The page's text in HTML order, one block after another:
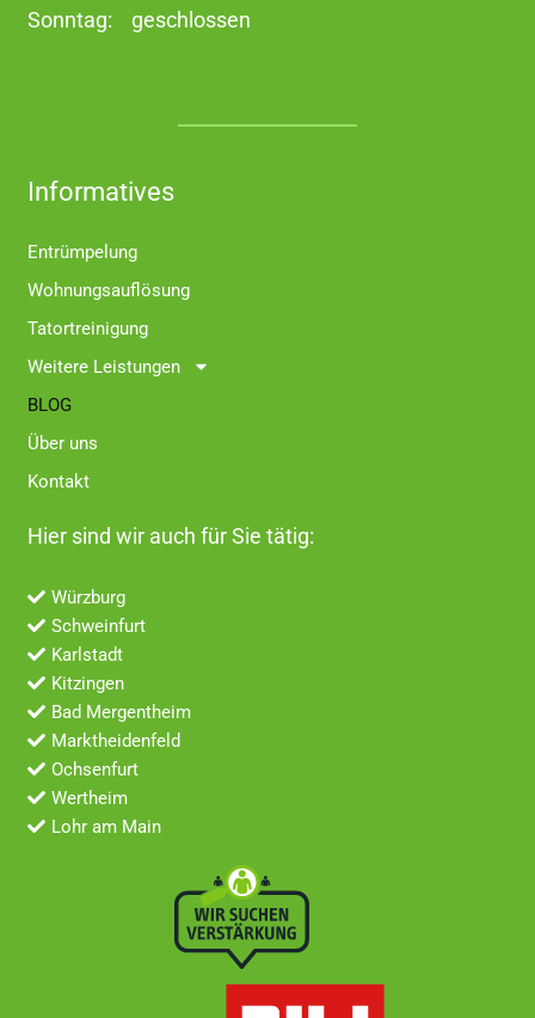
Sonntag: geschlossen
Informatives
Entrümpelung
Wohnungsauflösung
Tatortreinigung
Weitere Leistungen
BLOG
Über uns
Kontakt
Hier sind wir auch für Sie tätig:
Würzburg
Schweinfurt
Karlstadt
Kitzingen
Bad Mergentheim
Marktheidenfeld
Ochsenfurt
Wertheim
Lohr am Main